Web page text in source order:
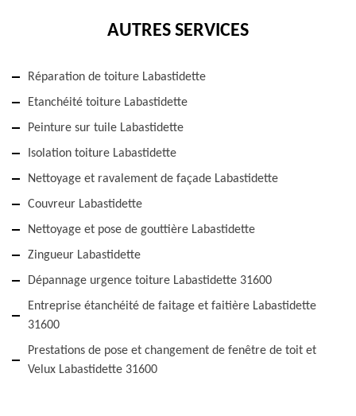
AUTRES SERVICES
Réparation de toiture Labastidette
Etanchéité toiture Labastidette
Peinture sur tuile Labastidette
Isolation toiture Labastidette
Nettoyage et ravalement de façade Labastidette
Couvreur Labastidette
Nettoyage et pose de gouttière Labastidette
Zingueur Labastidette
Dépannage urgence toiture Labastidette 31600
Entreprise étanchéité de faitage et faitière Labastidette
31600
Prestations de pose et changement de fenêtre de toit et
Velux Labastidette 31600